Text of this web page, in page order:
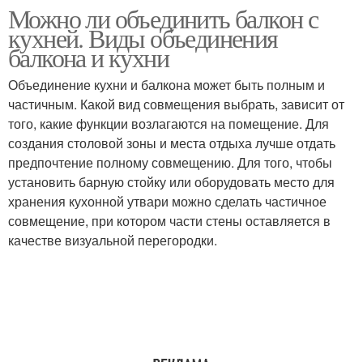
Балкон к комнате Балкон к кухне
Балкон под комнату Балкон на кухне
Балкон к жилому
помещению
Лоджии к комнате
Можно ли объединить балкон с
кухней. Виды объединения
балкона и кухни
Объединение кухни и балкона может быть полным и
частичным. Какой вид совмещения выбрать, зависит от
того, какие функции возлагаются на помещение. Для
создания столовой зоны и места отдыха лучше отдать
предпочтение полному совмещению. Для того, чтобы
установить барную стойку или оборудовать место для
хранения кухонной утвари можно сделать частичное
совмещение, при котором части стены оставляется в
качестве визуальной перегородки.